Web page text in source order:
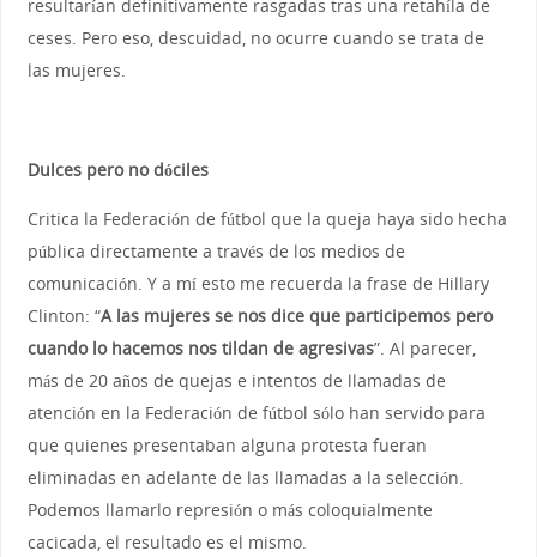
resultarían definitivamente rasgadas tras una retahíla de
ceses. Pero eso, descuidad, no ocurre cuando se trata de
las mujeres.
Dulces pero no dóciles
Critica la Federación de fútbol que la queja haya sido hecha
pública directamente a través de los medios de
comunicación. Y a mí esto me recuerda la frase de Hillary
Clinton: “A las mujeres se nos dice que participemos pero
cuando lo hacemos nos tildan de agresivas”. Al parecer,
más de 20 años de quejas e intentos de llamadas de
atención en la Federación de fútbol sólo han servido para
que quienes presentaban alguna protesta fueran
eliminadas en adelante de las llamadas a la selección.
Podemos llamarlo represión o más coloquialmente
cacicada, el resultado es el mismo.